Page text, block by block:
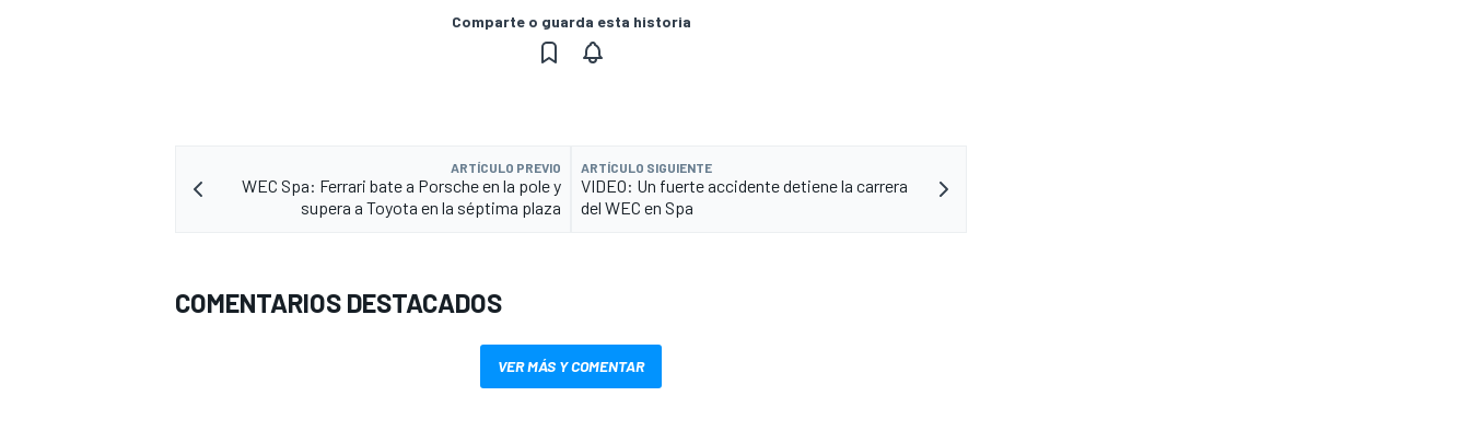
Comparte o guarda esta historia
ARTÍCULO PREVIO
WEC Spa: Ferrari bate a Porsche en la pole y
supera a Toyota en la séptima plaza
ARTÍCULO SIGUIENTE
VIDEO: Un fuerte accidente detiene la carrera
del WEC en Spa
COMENTARIOS DESTACADOS
VER MÁS Y COMENTAR